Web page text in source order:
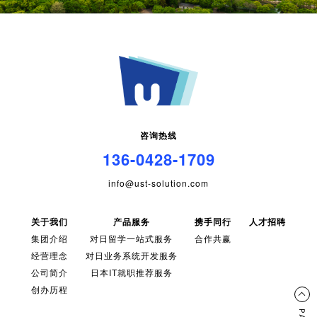
咨询热线
136-0428-1709
info@ust-solution.com
关于我们
集团介绍
经营理念
公司简介
创办历程
产品服务
对日留学一站式服务
对日业务系统开发服务
日本IT就职推荐服务
携手同行
合作共赢
人才招聘